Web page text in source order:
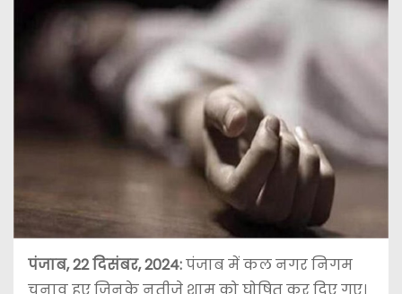
पंजाब, 22 दिसंबर, 2024:पंजाब में कल नगर निगम